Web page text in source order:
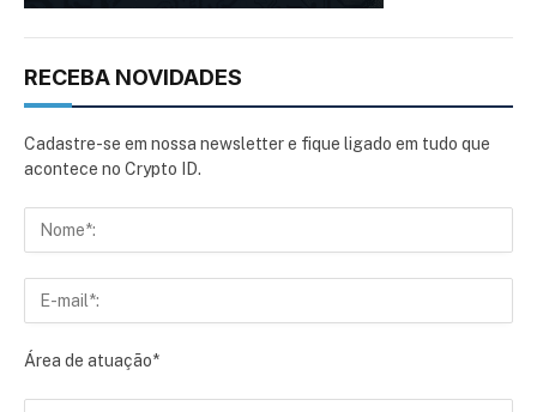
RECEBA NOVIDADES
Cadastre-se em nossa newsletter e fique ligado em tudo que
acontece no Crypto ID.
Área de atuação*